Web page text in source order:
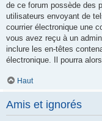
de ce forum possède des
utilisateurs envoyant de
courrier électronique une
vous avez reçu à un
inclure les en-têtes
électronique. Il pourra
Haut
Amis et ignorés